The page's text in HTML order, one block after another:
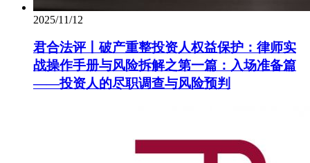
2025/11/12
君合法评丨破产重整投资人权益保护：律师实
战操作手册与风险拆解之第一篇：入场准备篇
——投资人的尽职调查与风险预判